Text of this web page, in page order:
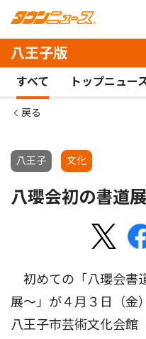
八王子版
すべて トップニュー
戻る
八王子 文化
八瓔会初の書道展
初めての「八瓔会書
展〜」が４月３日（金
八王子市芸術文化会館